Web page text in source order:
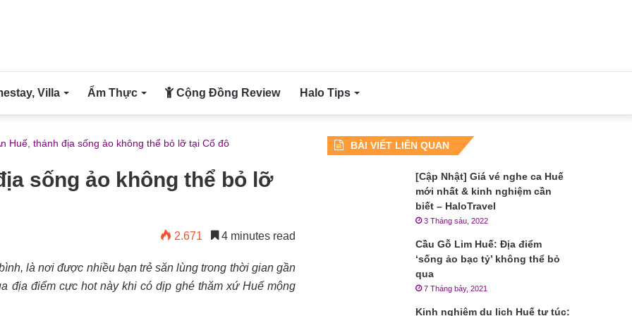
Villa Ẩm Thực Cộng Đồng Review Halo Tips
Huế, thánh địa sống ảo không thể bỏ lỡ tại Cố đô
sống ảo không thể bỏ lỡ
2.671 4 minutes read
là nơi được nhiều bạn trẻ săn lùng trong thời gian gần
địa điểm cực hot này khi có dịp ghé thăm xứ Huế mộng
BÀI VIẾT LIÊN QUAN
[Cập Nhật] Giá vé nghe ca Huế
mới nhất & kinh nghiệm cần
biết – HaloTravel
3 Tháng sáu, 2022
Cầu Gỗ Lim Huế: Địa điểm
‘sống ảo bạc tỷ’ không thể bỏ
qua
7 Tháng bảy, 2021
Kinh nghiệm du lịch Huế tự túc: